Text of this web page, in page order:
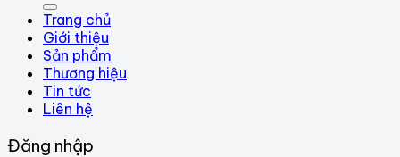
Trang chủ
Giới thiệu
Sản phẩm
Thương hiệu
Tin tức
Liên hệ
Đăng nhập